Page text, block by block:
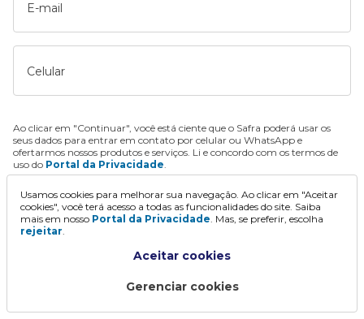
E-mail
Celular
Ao clicar em "Continuar", você está ciente que o Safra poderá usar os
seus dados para entrar em contato por celular ou WhatsApp e
ofertarmos nossos produtos e serviços. Li e concordo com os termos de
uso do Portal da Privacidade.
Continuar
Usamos cookies para melhorar sua navegação. Ao clicar em "Aceitar
cookies", você terá acesso a todas as funcionalidades do site. Saiba
mais em nosso Portal da Privacidade. Mas, se preferir, escolha
rejeitar.
Aceitar cookies
Gerenciar cookies